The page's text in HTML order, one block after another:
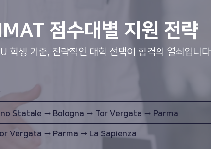
IMAT 점수대별 지원 전략
학생 기준, 전략적인 대학 선택이 합격의 열쇠입니다
Statale → Bologna → Tor Vergata → Parma
Vergata → Parma → La Sapienza